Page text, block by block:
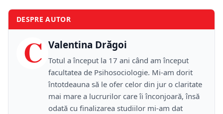
DESPRE AUTOR
C Valentina Drăgoi
Totul a început la 17 ani când am început
facultatea de Psihosociologie. Mi-am dorit
întotdeauna să le ofer celor din jur o claritate
mai mare a lucrurilor care îi înconjoară, însă
odată cu finalizarea studiilor mi-am dat